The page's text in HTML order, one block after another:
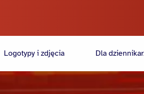
Logotypy i zdjęcia Dla